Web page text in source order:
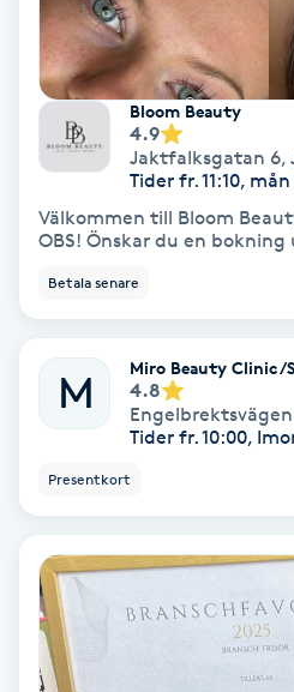
LED-ljusterapi
Liktornar
LPG-behandling
LPG-massage
Luggklippning
Lymfmassage
Läpptatuering
Makeup
Manikyr & Pedikyr
Bloom Beauty
4.9
Jaktfalksgatan 6,
Tider fr. 11:10,
Välkommen till Bloom Beauty. ( Kvinno
OBS! Önskar du en
Betala senare
M
Miro Beauty Clinic/
4.8
Engelbrektsvägen
Tider fr. 10:00,
Presentkort